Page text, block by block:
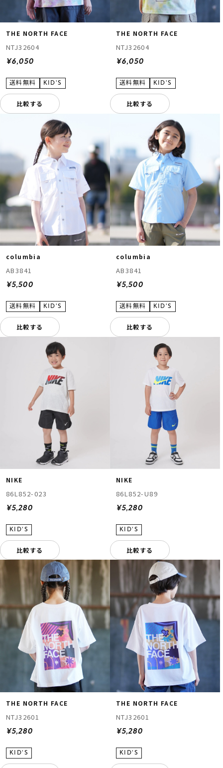
THE NORTH FACE
NTJ32604
¥6,050
比較する
THE NORTH FACE
NTJ32604
¥6,050
比較する
columbia
AB3841
¥5,500
比較する
columbia
AB3841
¥5,500
比較する
NIKE
86L852-023
¥5,280
比較する
NIKE
86L852-U89
¥5,280
比較する
THE NORTH FACE
NTJ32601
¥5,280
THE NORTH FACE
NTJ32601
¥5,280